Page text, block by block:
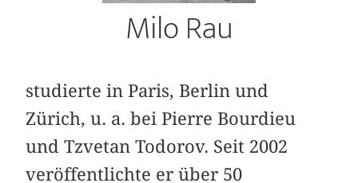
Milo Rau
studierte in Paris, Berlin und
Zürich, u. a. bei Pierre Bourdieu
und Tzvetan Todorov. Seit 2002
veröffentlichte er über 50